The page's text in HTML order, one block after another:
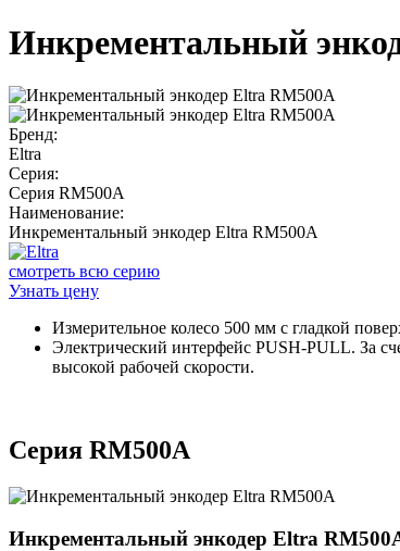
Инкрементальный
Бренд:
Eltra
Серия:
Серия RM500A
Наименование:
Инкрементальный энкодер Eltra RM500A
смотреть всю серию
Узнать цену
Измерительное колесо 500 мм с гладкой
Электрический интерфейс PUSH-PULL. За
высокой рабочей скорости.
Серия RM500A
Инкрементальный энкодер Eltra